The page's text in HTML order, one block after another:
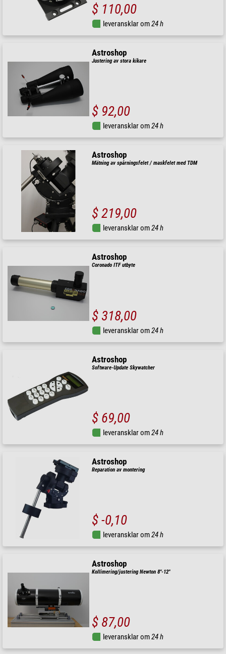
$ 110,00
leveransklar om24 h
Astroshop
Justering av stora kikare
$ 92,00
leveransklar om24 h
Astroshop
Mätning av spårningsfelet / maskfelet med TDM
$ 219,00
leveransklar om24 h
Astroshop
Coronado ITF utbyte
$ 318,00
leveransklar om24 h
Astroshop
Software-Update Skywatcher
$ 69,00
leveransklar om24 h
Astroshop
Reparation av montering
$ -0,10
leveransklar om24 h
Astroshop
Kollimering/justering Newton 8"-12"
$ 87,00
leveransklar om24 h